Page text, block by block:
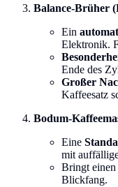
Balance-Brüher
Ein
Elektronik.
Ende des
Großer
Kaffeesatz
Bodum-
Eine
mit
Bringt
Blickfang.